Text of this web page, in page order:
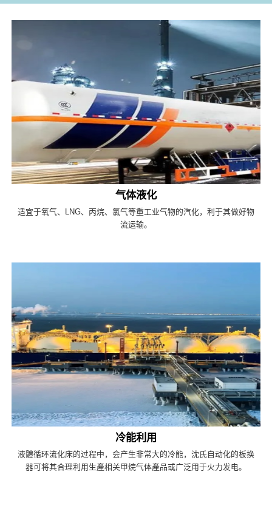
气体液化
适宜于氧气、LNG、丙烷、氯气等重工业气物的汽化，利于其做好物
流运输。
冷能利用
液體循环流化床的过程中，会产生非常大的冷能，沈氏自动化的板换
器可将其合理利用生產相关甲烷气体產品或广泛用于火力发电。